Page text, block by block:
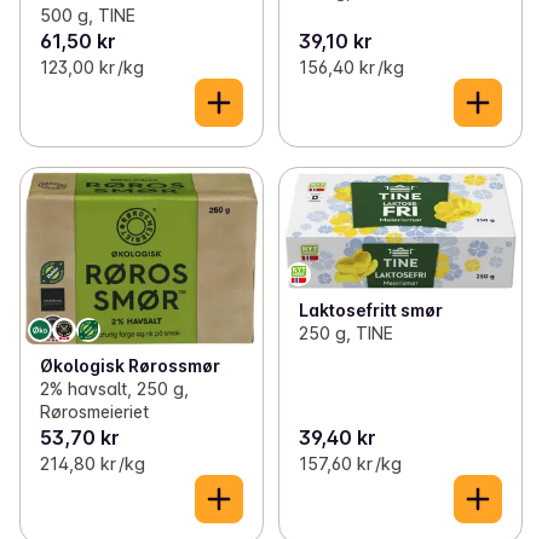
500 g, TINE
61,50 kr
123,00 kr /kg
39,10 kr
156,40 kr /kg
Økologisk Rørossmør
2% havsalt, 250 g,
Rørosmeieriet
53,70 kr
214,80 kr /kg
Laktosefritt smør
250 g, TINE
39,40 kr
157,60 kr /kg